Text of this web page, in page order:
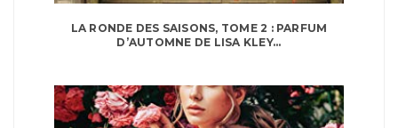
LA RONDE DES SAISONS, TOME 2 : PARFUM
D’AUTOMNE DE LISA KLEY...